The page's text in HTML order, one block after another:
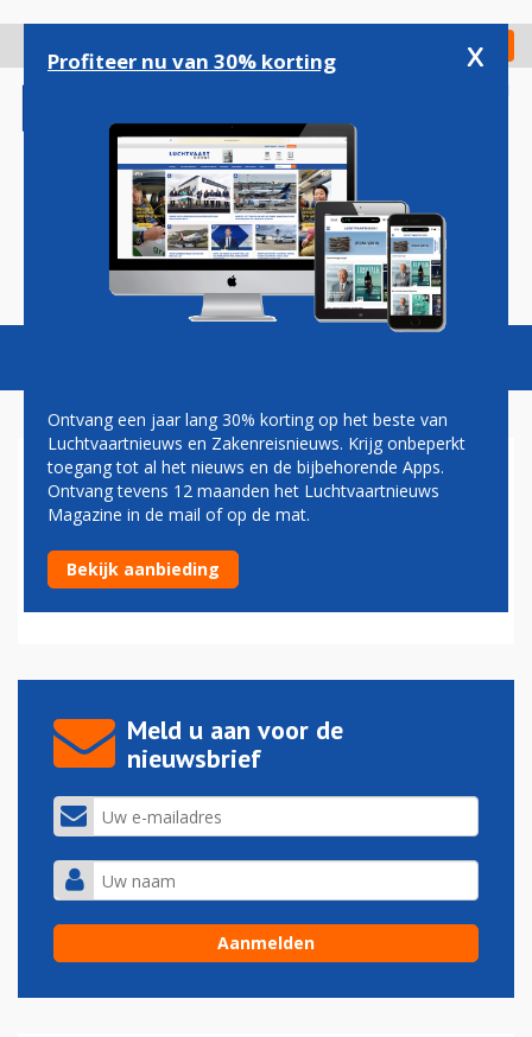
gaan
Check in
Magazine Podcasts Vacatures
SALE
Wereldsale bij British Airways
31-08-2015 - 16:33
Meld u aan voor de
nieuwsbrief
Profiteer nu van 30% korting x
Ontvang een jaar lang 30% korting op het beste van
Luchtvaartnieuws en Zakenreisnieuws. Krijg onbeperkt
toegang tot al het nieuws en de bijbehorende Apps.
Ontvang tevens 12 maanden het Luchtvaartnieuws
Magazine in de mail of op de mat.
Bekijk aanbieding